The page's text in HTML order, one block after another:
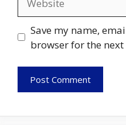
Save my name,
browser for the